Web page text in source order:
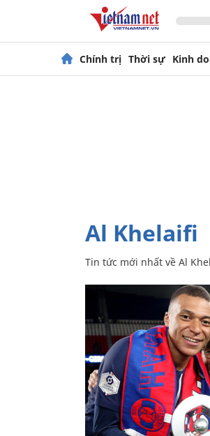
Chính trị Thời sự Kinh
Al Khelaifi
Tin tức mới nhất về Al